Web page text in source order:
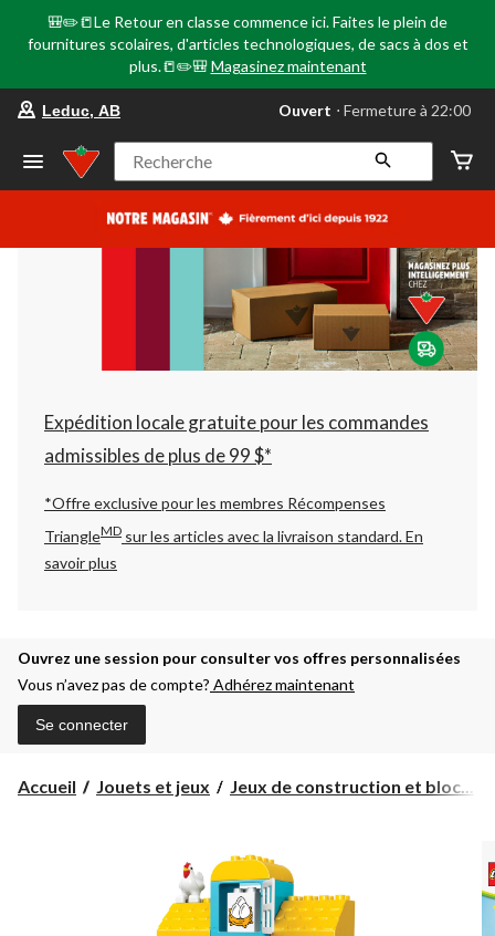
🎒✏️📒Le Retour en classe commence ici. Faites le plein de
fournitures scolaires, d'articles technologiques, de sacs à dos et
plus.📒✏️🎒 Magasinez maintenant
votre
préféré
Leduc,
AB,
courament
Fermeture
à
22:00
cliquer
pour
changer
Leduc, AB Ouvert ⋅ Fermeture à 22:00
Recherche
Expédition locale gratuite pour les commandes
admissibles de plus de 99 $*
*Offre exclusive pour les membres Récompenses
TriangleMD sur les articles avec la livraison standard.En
savoir plus
Ouvrez une session pour consulter vos offres personnalisées
Vous n’avez pas de compte? Adhérez maintenant
Se connecter
Accueil Jouets et jeux Jeux de construction et bloc...